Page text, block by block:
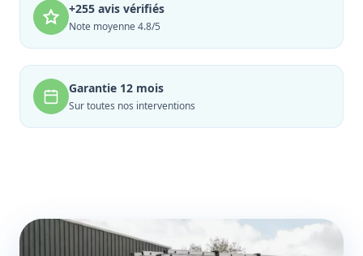
+255 avis vérifiés
Note moyenne 4.8/5
Garantie 12 mois
Sur toutes nos interventions